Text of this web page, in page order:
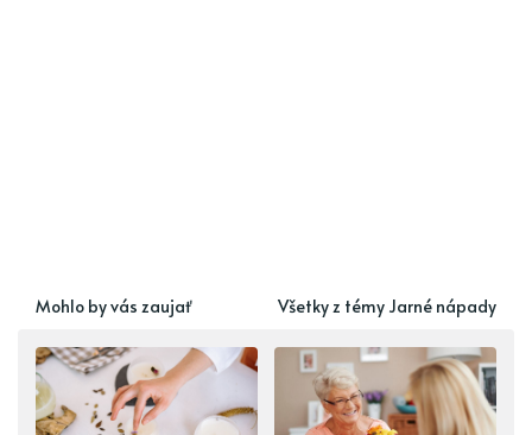
Mohlo by vás zaujať Všetky z témy Jarné nápady